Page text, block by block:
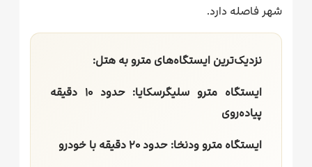
شهر فاصله دارد.
نزدیک‌ترین ایستگاه‌های مترو به هتل:
ایستگاه مترو سلیگرسکایا: حدود ۱۰ دقیقه
پیاده‌روی
ایستگاه مترو ودنخا: حدود ۲۰ دقیقه با خودرو